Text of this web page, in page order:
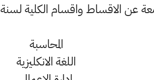
واقسام الكلية لسنة 2022 – 2023 عن طريق الجدول ادناه
المحاسبة
اللغة الانكليزية